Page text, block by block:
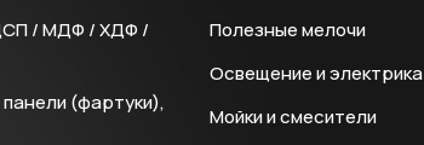
/ МДФ / ХДФ /
(фартуки),
Полезные мелочи
Освещение и электрика
Мойки и смесители